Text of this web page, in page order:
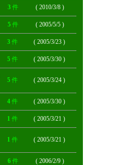
3 件 ( 2010/3/8 )
5 件 ( 2005/5/5 )
3 件 ( 2005/3/23 )
5 件 ( 2005/3/30 )
5 件 ( 2005/3/24 )
4 件 ( 2005/3/30 )
1 件 ( 2005/3/21 )
1 件 ( 2005/3/21 )
6 件 ( 2006/2/9 )